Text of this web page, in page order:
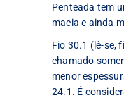
Penteada tem
macia e ainda
Fio 30.1 (lê-se,
chamado
menor
24.1. É